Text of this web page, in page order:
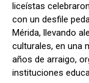
liceístas
con un desfile
Mérida, llevando
culturales, en una
años de arraigo,
instituciones